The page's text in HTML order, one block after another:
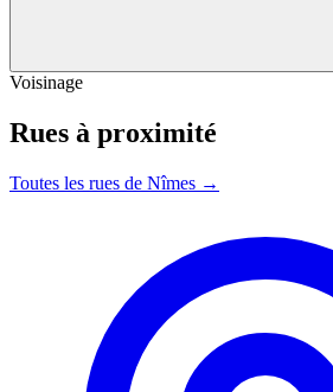
Voisinage
Rues à proximité
Toutes les rues de Nîmes →